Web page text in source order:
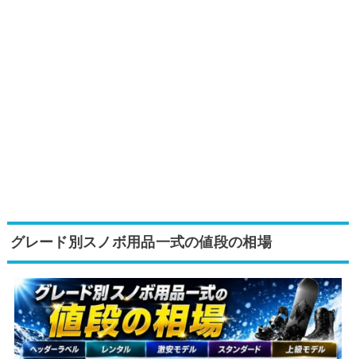
グレード別スノボ用品一式の値段の相場